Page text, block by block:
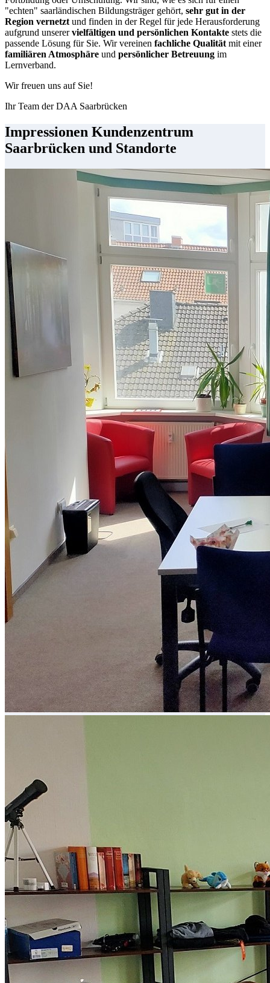
"echten" saarländischen Bildungsträger gehört, sehr gut in der
Region vernetztund finden in der Regel für jede Herausforderung
aufgrund unserervielfältigen und persönlichen Kontakte stets die
passende Lösung für Sie. Wir vereinen fachliche Qualitätmit einer
familiären Atmosphäre und persönlicher Betreuung im
Lernverband.
Wir freuen uns auf Sie!
Ihr Team der DAA Saarbrücken
Impressionen Kundenzentrum
Saarbrücken und Standorte